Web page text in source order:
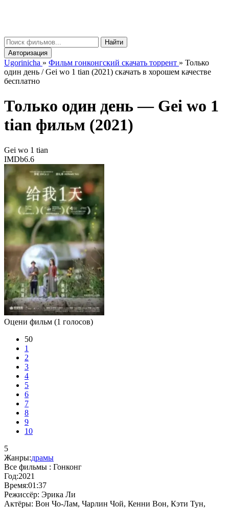
Найти
Авторизация
Ugorinicha » Фильм гонконгский скачать торрент » Только
один день / Gei wo 1 tian (2021) скачать в хорошем качестве
бесплатно
Только один день — Gei wo 1
tian фильм (2021)
Gei wo 1 tian
IMDb6.6
Оцени фильм (1 голосов)
50
1
2
3
4
5
6
7
8
9
10
5
Жанры:драмы
Все фильмы : Гонконг
Год:2021
Время:01:37
Режиссёр: Эрика Ли
Актёры: Вон Чо-Лам, Чарлин Чой, Кенни Вон, Кэти Тун,